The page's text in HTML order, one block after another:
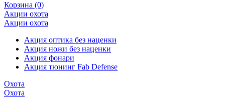
Корзина (0)
Акции охота
Акции охота
Акция оптика без наценки
Акция ножи без наценки
Акция фонари
Акция тюнинг Fab Defense
Охота
Охота